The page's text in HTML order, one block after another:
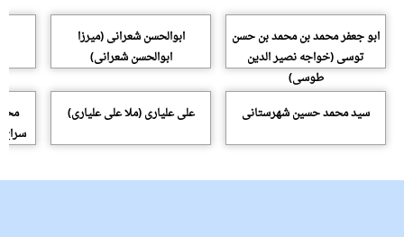
ابو جعفر محمد بن محمد بن حسن
توسی (خواجه نصیر الدین
طوسی)
ابوالحسن شعرانی (میرزا
ابوالحسن شعرانی)
سید محمد حسین شهرستانی على علیارى (ملا على علیارى)